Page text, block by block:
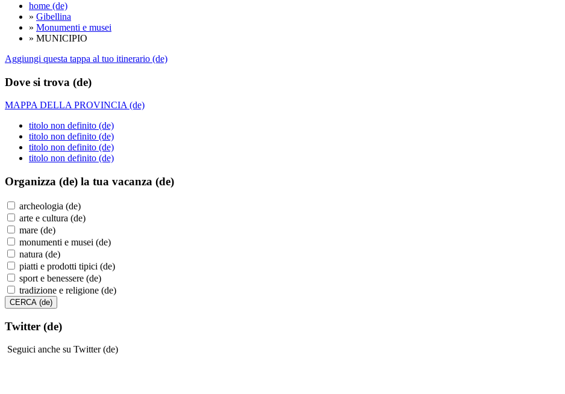
home (de)
» Gibellina
» Monumenti e musei
» MUNICIPIO
Aggiungi questa tappa al tuo itinerario (de)
Dove si trova (de)
MAPPA DELLA PROVINCIA (de)
titolo non definito (de)
titolo non definito (de)
titolo non definito (de)
titolo non definito (de)
Organizza (de) la tua vacanza (de)
archeologia (de)
arte e cultura (de)
mare (de)
monumenti e musei (de)
natura (de)
piatti e prodotti tipici (de)
sport e benessere (de)
tradizione e religione (de)
Twitter (de)
Seguici anche su Twitter (de)